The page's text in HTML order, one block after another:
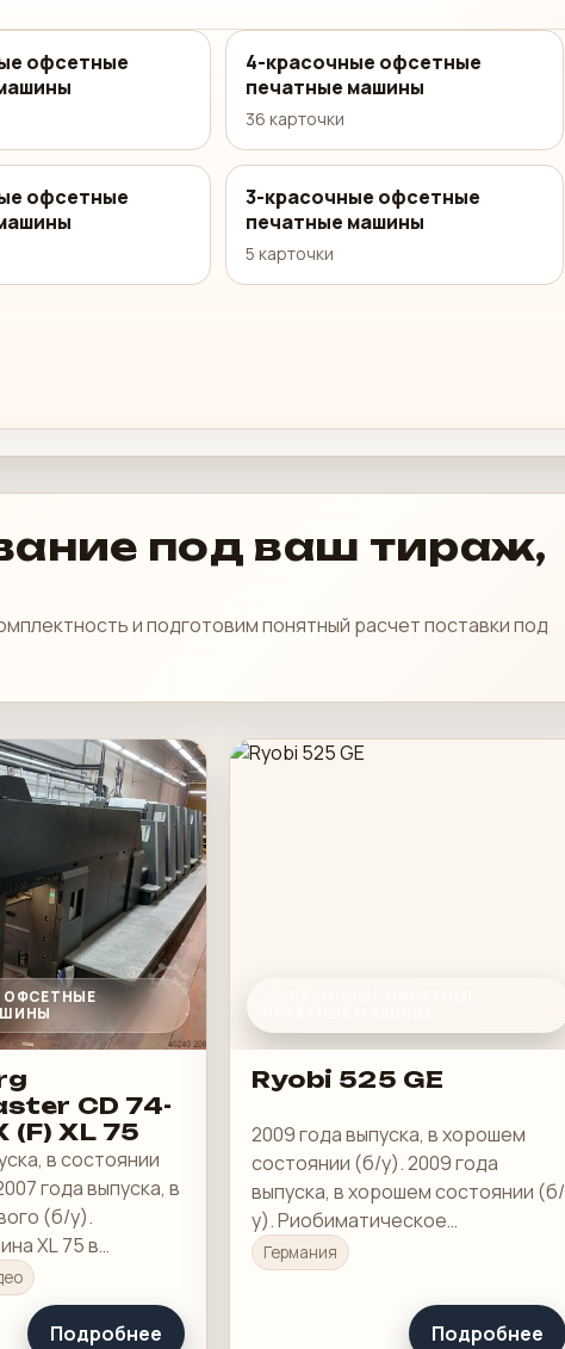
офсетные
4-красочные офсетные
печатные машины
36 карточки
офсетные
3-красочные офсетные
печатные машины
5 карточки
под ваш тираж,
и подготовим понятный расчет поставки под
ОФСЕТНЫЕ
CD 74-
(F) XL 75
в состоянии
года выпуска, в
(б/у).
XL 75 в
и
Лаковая башня
лезвий)
Подробнее
Ryobi 525 GE
2009 года выпуска, в хорошем
состоянии (б/у). 2009 года
выпуска, в хорошем состоянии (б/
у). Риобиматическое
демпфирование PCS-J: Выкл.
Управление печатью и
Полуавтоматическая смена
Германия
Подробнее